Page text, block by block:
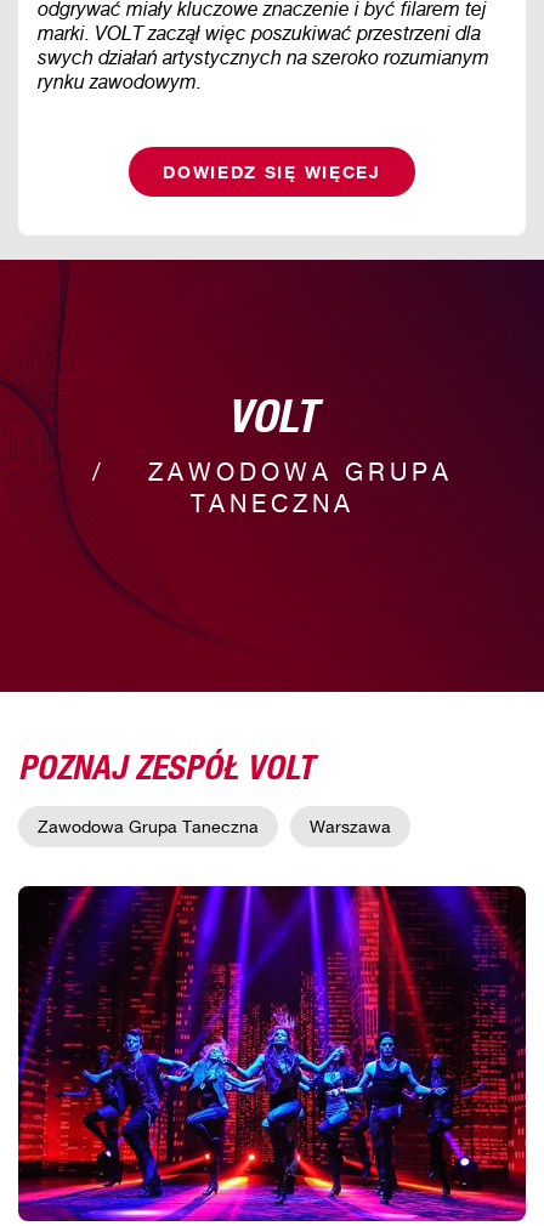
odgrywać miały kluczowe znaczenie i być filarem tej
marki. VOLT zaczął więc poszukiwać przestrzeni dla
swych działań artystycznych na szeroko rozumianym
rynku zawodowym.
DOWIEDZ SIĘ WIĘCEJ
VOLT
ZAWODOWA GRUPA
TANECZNA
POZNAJ ZESPÓŁ VOLT
Zawodowa Grupa Taneczna Warszawa